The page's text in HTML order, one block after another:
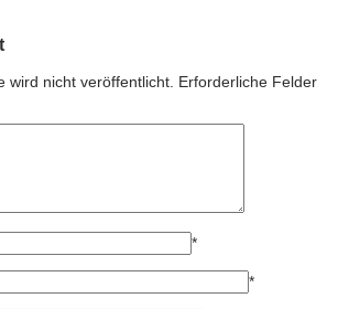
wird nicht veröffentlicht. Erforderliche Felder
*
*